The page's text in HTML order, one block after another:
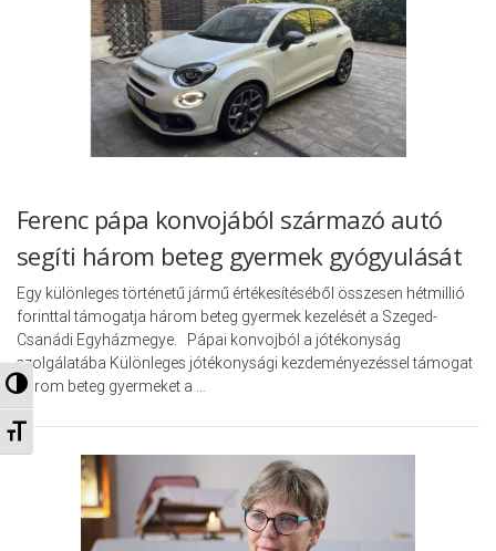
Nagy kontraszt váltása
Betűméret váltása
Ferenc pápa konvojából származó autó
segíti három beteg gyermek gyógyulását
Egy különleges történetű jármű értékesítéséből összesen hétmillió
forinttal támogatja három beteg gyermek kezelését a Szeged-
Csanádi Egyházmegye. Pápai konvojból a jótékonyság
szolgálatába Különleges jótékonysági kezdeményezéssel támogat
három beteg gyermeket a …